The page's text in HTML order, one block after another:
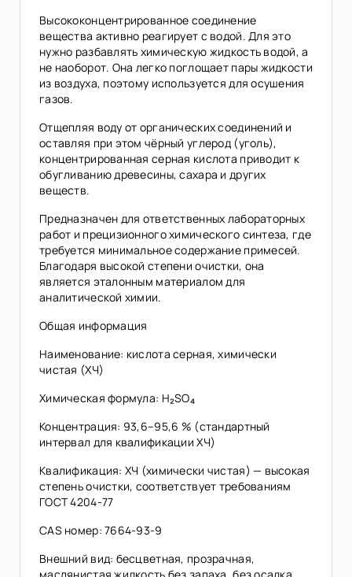
Высококонцентрированное соединение
вещества активно реагирует с водой. Для это
нужно разбавлять химическую жидкость водой, а
не наоборот. Она легко поглощает пары жидкости
из воздуха, поэтому используется для осушения
газов.
Отщепляя воду от органических соединений и
оставляя при этом чёрный углерод (уголь),
концентрированная серная кислота приводит к
обугливанию древесины, сахара и других
веществ.
Предназначен для ответственных лабораторных
работ и прецизионного химического синтеза, где
требуется минимальное содержание примесей.
Благодаря высокой степени очистки, она
является эталонным материалом для
аналитической химии.
Общая информация
Наименование: кислота серная, химически
чистая (ХЧ)
Химическая формула: H₂SO₄
Концентрация: 93,6–95,6 % (стандартный
интервал для квалификации ХЧ)
Квалификация: ХЧ (химически чистая) — высокая
степень очистки, соответствует требованиям
ГОСТ 4204-77
CAS номер: 7664-93-9
Внешний вид: бесцветная, прозрачная,